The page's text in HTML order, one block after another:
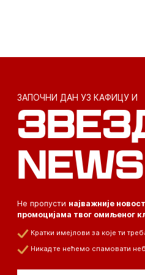
ЗАПОЧНИ ДАН УЗ КАФИЦУ И
Не пропусти најважније
промоцијама твог омиљеног
Кратки имејлови за које ти
Никад те нећемо спамовати